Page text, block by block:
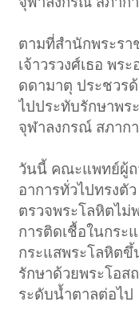
ตามที่สำนักพระรา
เจ้าวรวงศ์เธอ พร
ดดามาตุ ประชวร
ไปประทับรักษาพร
จุฬาลงกรณ์ สภาก
วันนี้ คณะแพทย์ผู้ถ
อาการทั่วไปทรงตั
ตรวจพระโลหิตไ
การติดเชื้อในกระ
กระแสพระโลหิต
รักษาด้วยพระโอส
ระดับน้ำตาลต่อไป